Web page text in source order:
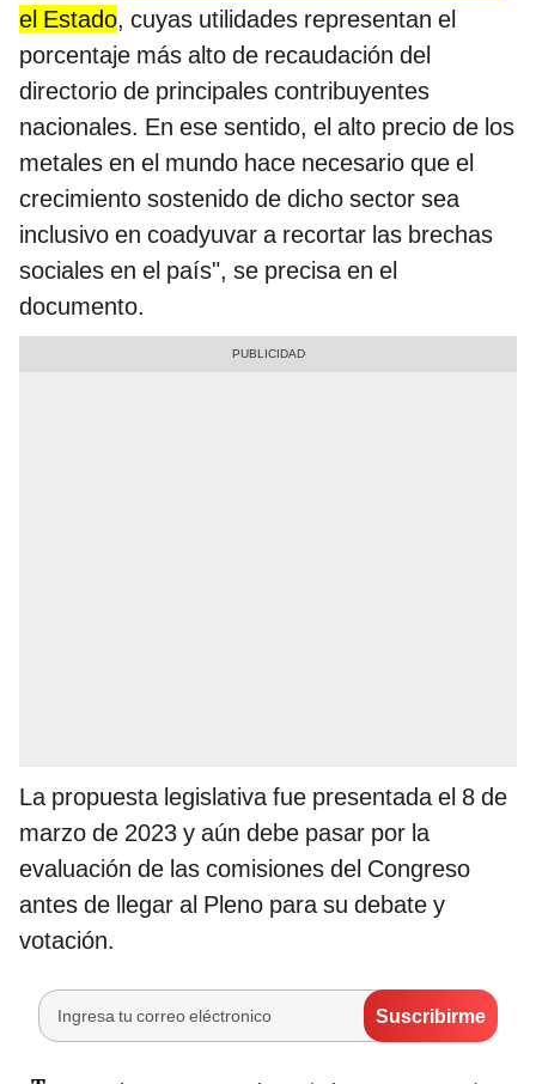
el Estado, cuyas utilidades representan el
porcentaje más alto de recaudación del
directorio de principales contribuyentes
nacionales. En ese sentido, el alto precio de los
metales en el mundo hace necesario que el
crecimiento sostenido de dicho sector sea
inclusivo en coadyuvar a recortar las brechas
sociales en el país", se precisa en el
documento.
La propuesta legislativa fue presentada el 8 de
marzo de 2023 y aún debe pasar por la
evaluación de las comisiones del Congreso
antes de llegar al Pleno para su debate y
votación.